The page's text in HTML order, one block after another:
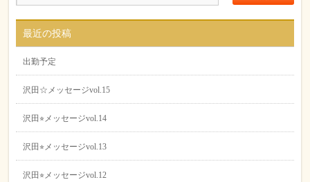
最近の投稿
出勤予定
沢田☆メッセージvol.15
沢田⭐︎メッセージvol.14
沢田⭐︎メッセージvol.13
沢田⭐︎メッセージvol.12